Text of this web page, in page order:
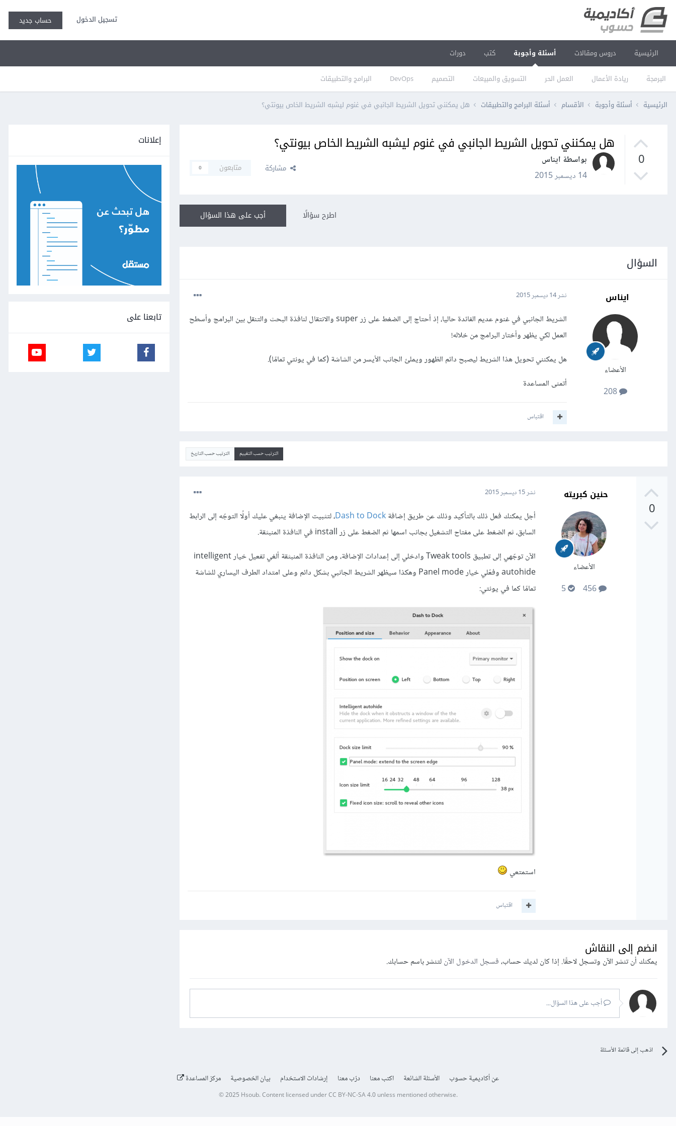
تسجيل الدخول حساب جديد
الرئيسية دروس ومقالات أسئلة وأجوبة
البرمجة ريادة الأعمال العمل الحر التسويق والمبيعات التصميم DevOps البرامج والتطبيقات
كتب دورات
الرئيسية أسئلة وأجوبة الأقسام أسئلة البرامج والتطبيقات هل يمكنني تحويل الشريط الجانبي في غنوم ليشبه الشريط الخاص بيونتي؟
0
هل يمكنني تحويل الشريط الجانبي في غنوم ليشبه الشريط الخاص بيونتي؟
بواسطة ايناس
14 ديسمبر 2015
مشاركة متابعون 0
أجب على هذا السؤال اطرح سؤالًا
السؤال
ايناس
الأعضاء
208
نشر14 ديسمبر 2015
الشريط الجانبي في غنوم عديم الفائدة حاليا، إذ أحتاج إلى الضغط على زر super والانتقال لنافذة البحث والتنقل بين البرامج وأسطح
العمل لكي يظهر وأختار البرامج من خلاله!
هل يمكنني تحويل هذا الشريط ليصبح دائم الظهور ويملئ الجانب الأيسر من الشاشة (كما في يونتي تمامًا).
أتمنى المساعدة
اقتباس
الترتيب حسب التقييم الترتيب حسب التاريخ
0
حنين كبريته
الأعضاء
نشر15 ديسمبر 2015
أجل يمكنك فعل ذلك بالتأكيد وذلك عن طريق إضافةDash to Dock، لتثبيت الإضافة ينبغي عليك أولًا التوجّه إلى الرابط
السابق، ثم الضغط على مفتاح التشغيل بجانب اسمها ثم الضغط على زر install في النافذة المنبثقة.
الآن توجّهي إلى تطبيق Tweak tools وادخلي إلى إعدادات الإضافة، ومن النافذة المنبثقة ألغي تفعيل خيار intelligent
autohide وفعّلي خيار Panel mode وهكذا سيظهر الشريط الجانبي بشكل دائم وعلى امتداد الطرف اليساري للشاشة
تمامًا كما في يونتي:
استمتعي
اقتباس
انضم إلى النقاش
يمكنك أن تنشر الآن وتسجل لاحقًا. إذا كان لديك حساب،فسجل الدخول الآنلتنشر باسم حسابك.
أجب على هذا السؤال...
اذهب إلى قائمة الأسئلة
إعلانات
تابعنا على
عن أكاديمية حسوب الأسئلة الشائعة اكتب معنا درّب معنا إرشادات الاستخدام بيان الخصوصية مركز المساعدة
© 2025 Hsoub.Content licensed underCC BY-NC-SA 4.0unless mentioned otherwise.